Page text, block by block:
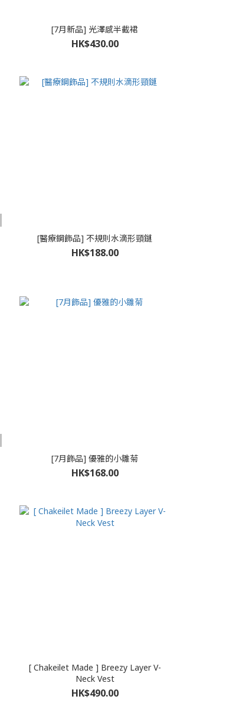
[7月新品] 光澤感半截裙
HK$430.00
[醫療鋼飾品] 不規則水滴形頸鏈
HK$188.00
[7月飾品] 優雅的小雛菊
HK$168.00
[ Chakeilet Made ] Breezy Layer V-
Neck Vest
HK$490.00